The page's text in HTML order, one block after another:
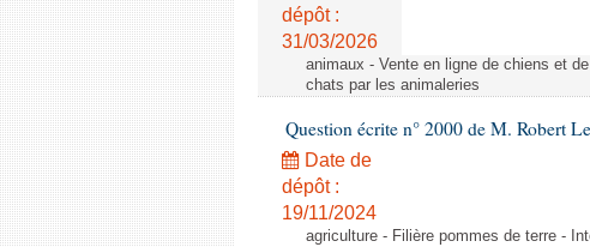
dépôt :
31/03/2026
animaux - Vente en ligne de chiens et
chats par les animaleries
Question écrite n° 2000 de M. Robert
Date de
dépôt :
19/11/2024
agriculture - Filière pommes de terre -